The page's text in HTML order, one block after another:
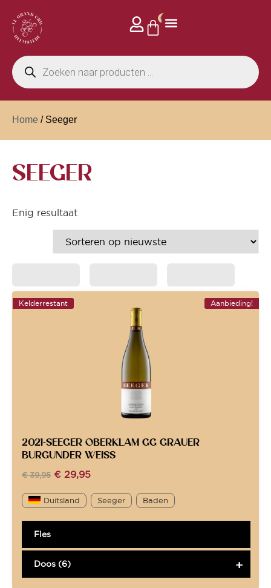
0
Home / Seeger
SEEGER
Enig resultaat
Aanbieding!
Kelderrestant
2021-SEEGER OBERKLAM GG GRAUER
BURGUNDER WEISS
€39,95 € 29,95
Duitsland Seeger Baden
Fles
Doos (6)